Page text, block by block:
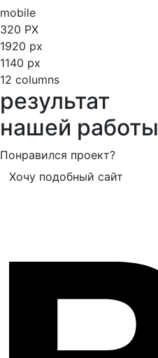
mobile
320 PX
1920 px
1140 px
12 columns
результат
нашей работы
Понравился проект?
Хочу подобный сайт